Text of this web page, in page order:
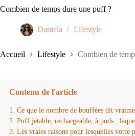
Combien de temps dure une puff ?
Daniela Lifestyle
Accueil Lifestyle Combien de
Contenu de l'article
Ce que le nombre de bouffées dit
Puff jetable, rechargeable, à pods :
Les vraies raisons pour lesquelles votre